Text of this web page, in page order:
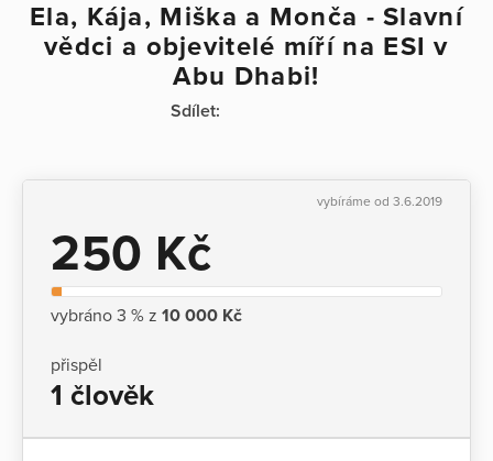
Ela, Kája, Miška a Monča - Slavní
vědci a objevitelé míří na ESI v
Abu Dhabi!
Sdílet:
vybíráme od 3.6.2019
250 Kč
vybráno 3 % z 10 000 Kč
přispěl
1 člověk